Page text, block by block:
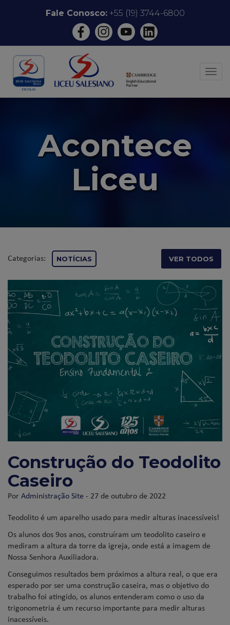
conteúdo
Fale Conosco:+55 (19) 3744-6800
Acontece
Liceu
Categorias: NOTÍCIAS VER TODOS
Construção do Teodolito
Caseiro
PorAdministração Site - 27 de outubro de 2022
Teodolito é um aparelho usado para medir alturas inacessíveis!
Os alunos dos 9os anos, construíram um teodolito caseiro e
mediram a altura da torre da igreja, onde está a imagem de
Nossa Senhora Auxiliadora.
Conseguimos resultados bem próximos a altura real, o que era
esperado por ser uma construção caseira, mas o objetivo do
trabalho foi atingido, os alunos entenderam como o uso da
trigonometria é um recurso importante para medir alturas
inacessíveis.